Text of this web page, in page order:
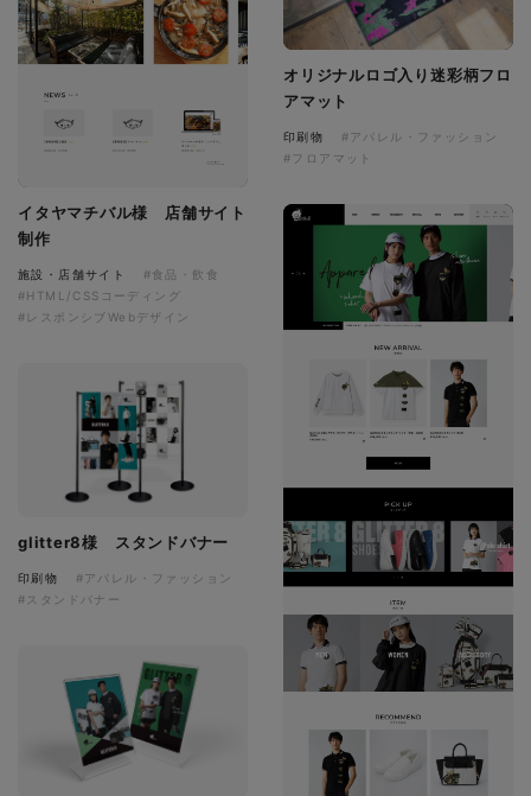
イタヤマチバル様 店舗サイト
制作
施設・店舗サイト
#食品・飲食
#HTML/CSSコーディング
#レスポンシブWebデザイン
オリジナルロゴ入り迷彩柄フロ
アマット
印刷物
#アパレル・ファッション
#フロアマット
glitter8様 スタンドバナー
印刷物
#アパレル・ファッション
#スタンドバナー